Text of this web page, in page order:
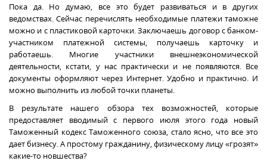
Пока да. Но думаю, все это будет развиваться и в других
ведомствах. Сейчас перечислять необходимые платежи таможне
можно и с пластиковой карточки.Заключаешь договор с банком-
участником платежной системы, получаешь карточку и
работаешь. Многие участники внешнеэкономической
деятельности, кстати, у нас практически и не появляются. Все
документы оформляют через Интернет. Удобно и практично. И
можно выполнить из любой точки планеты.
В результате нашего обзора тех возможностей, которые
предоставляет вводимый с первого июля этого года новый
Таможенный кодексТаможенного союза, стало ясно, что все это
дает бизнесу. А простому гражданину, физическому лицу «грозят»
какие-то новшества?